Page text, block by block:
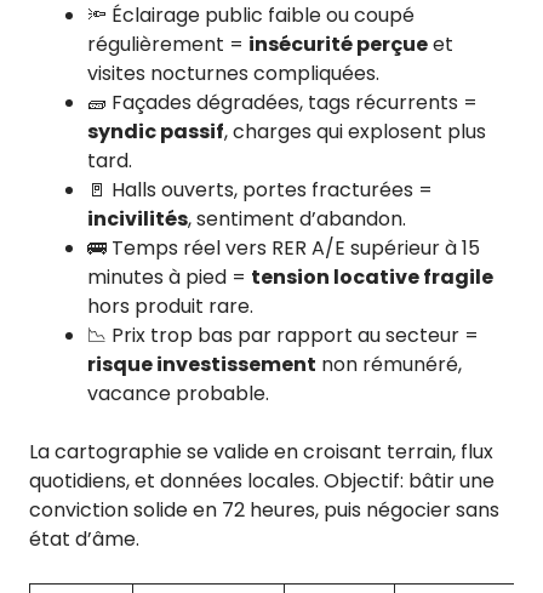
🔦 Éclairage public faible ou coupé
régulièrement = insécurité perçueet
visites nocturnes compliquées.
🧱 Façades dégradées, tags récurrents =
syndic passif, charges qui explosent plus
tard.
🚪 Halls ouverts, portes fracturées =
incivilités, sentiment d’abandon.
🚌 Temps réel vers RER A/E supérieur à 15
minutes à pied = tension locative fragile
hors produit rare.
📉 Prix trop bas par rapport au secteur =
risque investissement non rémunéré,
vacance probable.
La cartographie se valide en croisant terrain, flux
quotidiens, et données locales. Objectif: bâtir une
conviction solide en 72 heures, puis négocier sans
état d’âme.